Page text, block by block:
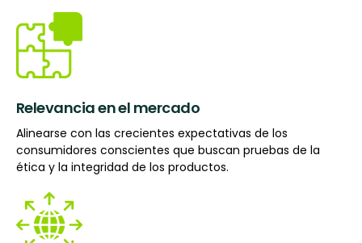
Relevancia en el mercado
Alinearse con las crecientes expectativas de los
consumidores conscientes que buscan pruebas de la
ética y la integridad de los productos.